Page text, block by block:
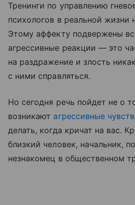
Тренинги по управлению
психологов в реальной жизни
Этому аффекту подвержены
агрессивные реакции — это
на раздражение и злость
с ними справляться.
Но сегодня речь пойдет не о
возникают агрессивные
делать, когда кричат на вас.
близкий человек, начальник,
незнакомец в общественном